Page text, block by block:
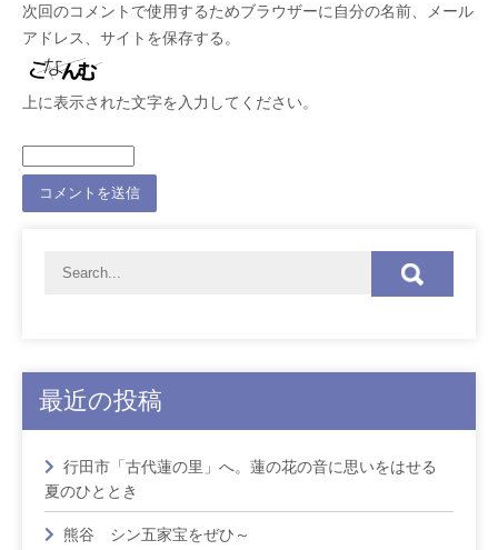
次回のコメントで使用するためブラウザーに自分の名前、メール
アドレス、サイトを保存する。
上に表示された文字を入力してください。
最近の投稿
行田市「古代蓮の里」へ。蓮の花の音に思いをはせる
夏のひととき
熊谷 シン五家宝をぜひ～